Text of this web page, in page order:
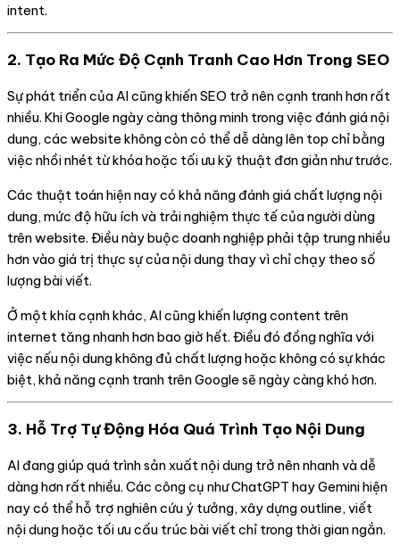
intent.
2. Tạo Ra Mức Độ Cạnh Tranh Cao Hơn Trong SEO
Sự phát triển của AI cũng khiến SEO trở nên cạnh tranh hơn rất
nhiều. Khi Google ngày càng thông minh trong việc đánh giá nội
dung, các website không còn có thể dễ dàng lên top chỉ bằng
việc nhồi nhét từ khóa hoặc tối ưu kỹ thuật đơn giản như trước.
Các thuật toán hiện nay có khả năng đánh giá chất lượng nội
dung, mức độ hữu ích và trải nghiệm thực tế của người dùng
trên website. Điều này buộc doanh nghiệp phải tập trung nhiều
hơn vào giá trị thực sự của nội dung thay vì chỉ chạy theo số
lượng bài viết.
Ở một khía cạnh khác, AI cũng khiến lượng content trên
internet tăng nhanh hơn bao giờ hết. Điều đó đồng nghĩa với
việc nếu nội dung không đủ chất lượng hoặc không có sự khác
biệt, khả năng cạnh tranh trên Google sẽ ngày càng khó hơn.
3. Hỗ Trợ Tự Động Hóa Quá Trình Tạo Nội Dung
AI đang giúp quá trình sản xuất nội dung trở nên nhanh và dễ
dàng hơn rất nhiều. Các công cụ như ChatGPT hay Gemini hiện
nay có thể hỗ trợ nghiên cứu ý tưởng, xây dựng outline, viết
nội dung hoặc tối ưu cấu trúc bài viết chỉ trong thời gian ngắn.